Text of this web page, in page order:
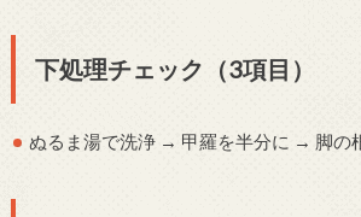
下処理チェック（3項目）
ぬるま湯で洗浄 → 甲羅を半分に → 脚の